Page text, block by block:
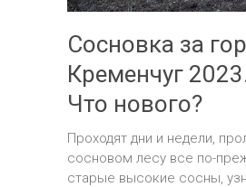
Сосновка за
Кременчуг
Что нового?
Проходят дни и недели,
сосновом лесу все по-
старые высокие сосны,